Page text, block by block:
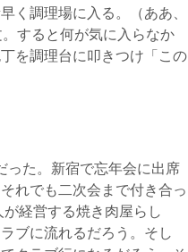
く調理場に入る。（ああ、
すると何が気に入らなか
を調理台に叩きつけ「この
た。新宿で忘年会に出席
れでも二次会まで付き合っ
経営する焼き肉屋らし
ブに流れるだろう。そし